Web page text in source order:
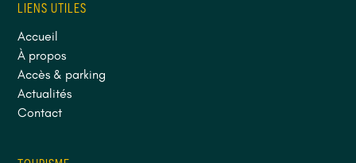
LIENS UTILES
Accueil
À propos
Accès & parking
Actualités
Contact